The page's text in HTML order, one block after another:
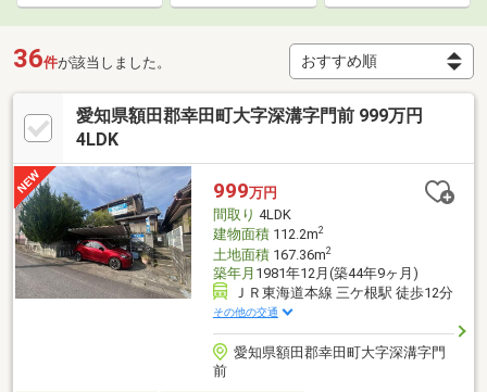
36件が該当しました。
愛知県額田郡幸田町大字深溝字門前 999万円
4LDK
999万円
間取り 4LDK
建物面積112.2m2
土地面積167.36m2
築年月 1981年12月(築44年9ヶ月)
ＪＲ東海道本線 三ケ根駅 徒歩12分
その他の交通
愛知県額田郡幸田町大字深溝字門
前